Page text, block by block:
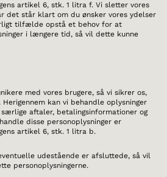
artikel 6, stk. 1 litra f. Vi sletter vores
det står klart om du ønsker vores ydelser
tilfælde opstå et behov for at
i længere tid, så vil dette kunne
med vores brugere, så vi sikrer os,
kan vi behandle oplysninger
særlige aftaler, betalingsinformationer og
disse personoplysninger er
artikel 6, stk. 1 litra b.
udestående er afsluttede, så vil
personoplysningerne.